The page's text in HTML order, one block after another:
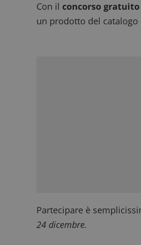
Con il concorso gratuito
un prodotto del catalogo
Partecipare è
24 dicembre.